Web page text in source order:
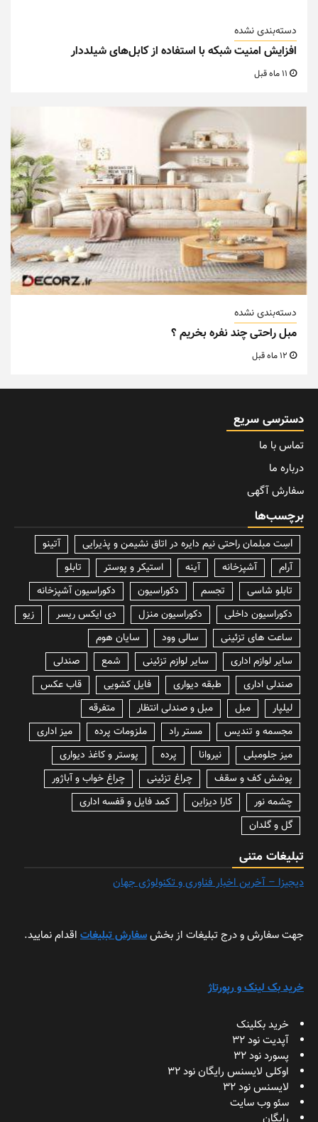
دسته‌بندی نشده
افزایش امنیت شبکه با استفاده از کابل‌های شیلددار
دسته‌بندی نشده
مبل راحتی چند نفره بخریم ؟
دسترسی سریع
تماس با ما
درباره ما
سفارش آگهی
برچسب‌ها
lسِت مبلمان راحتی نیم دایره در اتاق نشیمن و پذیرایی
آتینو
آرام
آشپزخانه آینه استیکر و پوستر
تابلو
تابلو شاسی
تجسم دکوراسیون
دکوراسیون آشپزخانه
دکوراسیون داخلی
دکوراسیون منزل دی ایکس ریسر
زیو
ساعت های تزئینی
سالی وود
سایان هوم
سایر لوازم اداری
سایر لوازم تزئینی شمع
صندلی
صندلی اداری
طبقه دیواری فایل کشویی
قاب عکس
لیلپار
مبل مبل و صندلی انتظار
متفرقه
مجسمه و تندیس
مستر راد ملزومات پرده
میز اداری
میز جلومبلی
نیروانا پرده
پوستر و کاغذ دیواری
پوشش کف و سقف
چراغ تزئینی
چراغ خواب و آباژور
چشمه نور
کارا دیزاین
کمد فایل و قفسه اداری
گل و گلدان
تبلیغات متنی
دیجیزا – آخرین اخبار فناوری و تکنولوژی جهان
جهت سفارش و درج تبلیغات از بخشسفارش تبلیغات اقدام نمایید.
خرید بک لینک و رپورتاژ
خرید بکلینک
آپدیت نود 32
پسورد نود 32
اوکلی لایسنس رایگان نود 32
لایسنس نود 32
سئو وب سایت